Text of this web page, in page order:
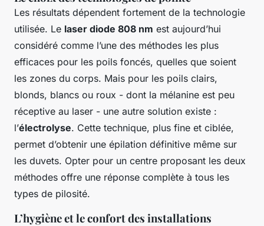
Les résultats dépendent fortement de la technologie
utilisée. Le laser diode 808 nm est aujourd’hui
considéré comme l’une des méthodes les plus
efficaces pour les poils foncés, quelles que soient
les zones du corps. Mais pour les poils clairs,
blonds, blancs ou roux - dont la mélanine est peu
réceptive au laser - une autre solution existe :
l’électrolyse. Cette technique, plus fine et ciblée,
permet d’obtenir une épilation définitive même sur
les duvets. Opter pour un centre proposant les deux
méthodes offre une réponse complète à tous les
types de pilosité.
L’hygiène et le confort des installations